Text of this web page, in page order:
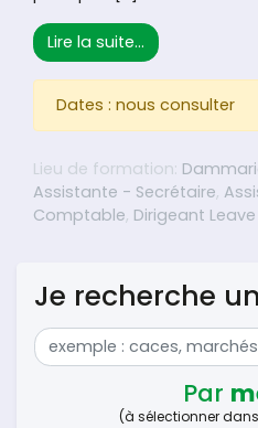
Je recherche
Par
(à sélectionner
Lire la suite… from
Dates : nous consulter
Lieu de formation:
Assistante - Secrétaire,
Comptable, Dirigeant